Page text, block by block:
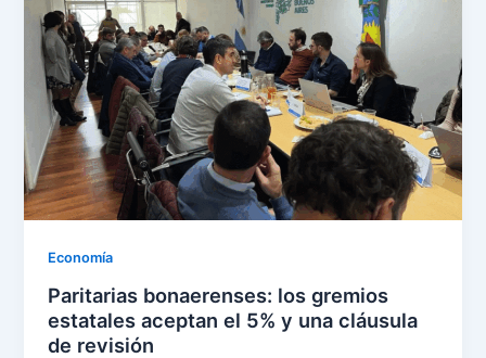
Economía
Paritarias bonaerenses: los gremios
estatales aceptan el 5% y una cláusula
de revisión